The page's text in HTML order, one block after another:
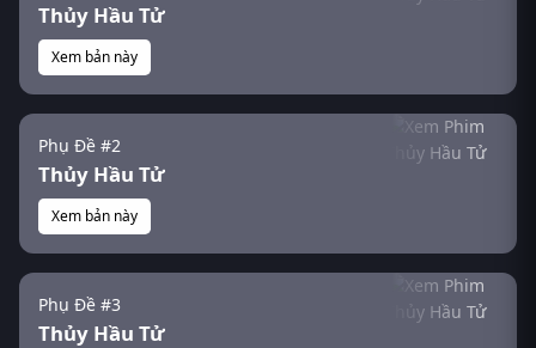
Thủy Hầu Tử
Xem bản này
Phụ Đề #2
Thủy Hầu Tử
Xem bản này
Phụ Đề #3
Thủy Hầu Tử